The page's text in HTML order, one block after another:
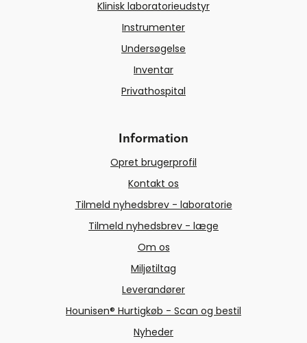
Klinisk laboratorieudstyr
Instrumenter
Undersøgelse
Inventar
Privathospital
Information
Opret brugerprofil
Kontakt os
Tilmeld nyhedsbrev - laboratorie
Tilmeld nyhedsbrev - læge
Om os
Miljøtiltag
Leverandører
Hounisen® Hurtigkøb - Scan og bestil
Nyheder